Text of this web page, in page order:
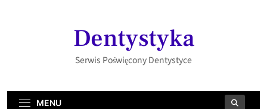
Dentystyka
Serwis Poświęcony Dentystyce
MENU